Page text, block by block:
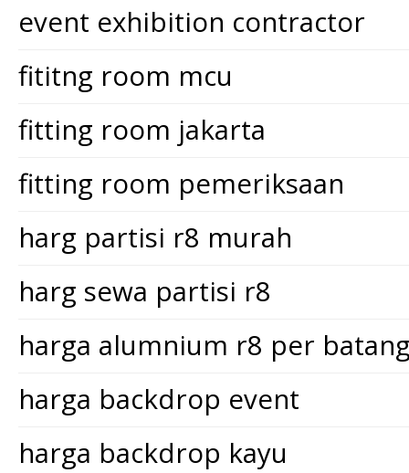
event exhibition contractor
fititng room mcu
fitting room jakarta
fitting room pemeriksaan
harg partisi r8 murah
harg sewa partisi r8
harga alumnium r8 per
harga backdrop event
harga backdrop kayu